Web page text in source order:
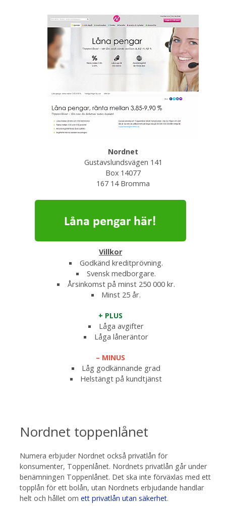
Nordnet
Gustavslundsvägen 141
Box 14077
167 14 Bromma
Villkor
Godkänd kreditprövning.
Svensk medborgare.
Årsinkomst på minst 250 000 kr.
Minst 25 år.
+ PLUS
Låga avgifter
Låga låneräntor
– MINUS
Låg godkännande grad
Helstängt på kundtjänst
Nordnet toppenlånet
Numera erbjuder Nordnet också privatlån för
konsumenter, Toppenlånet. Nordnets privatlån går under
benämningen Toppenlånet. Det ska inte förväxlas med ett
topplån för ett bolån, utan Nordnets erbjudande handlar
helt och hållet om ett privatlån utan säkerhet.